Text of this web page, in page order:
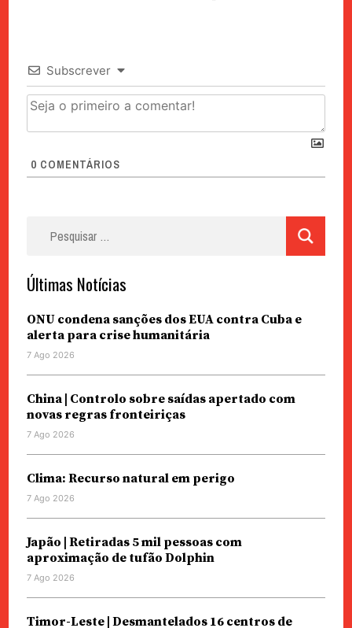
Subscrever
0 COMENTÁRIOS
Últimas Notícias
ONU condena sanções dos EUA contra Cuba e
alerta para crise humanitária
7 Ago 2026
China | Controlo sobre saídas apertado com
novas regras fronteiriças
7 Ago 2026
Clima: Recurso natural em perigo
7 Ago 2026
Japão | Retiradas 5 mil pessoas com
aproximação de tufão Dolphin
7 Ago 2026
Timor-Leste | Desmantelados 16 centros de